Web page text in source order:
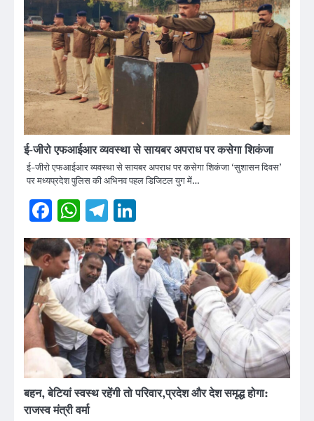
ई-जीरो एफआईआर व्यवस्था से सायबर अपराध पर कसेगा शिकंजा
ई-जीरो एफआईआर व्यवस्था से सायबर अपराध पर कसेगा शिकंजा ‘सुशासन दिवस’
पर मध्यप्रदेश पुलिस की अभिनव पहल डिजिटल युग में…
Facebook
WhatsApp
Telegram
बहन, बेटियां स्वस्थ रहेंगी तो परिवार,प्रदेश और देश समृद्ध होगा:
राजस्व मंत्री वर्मा